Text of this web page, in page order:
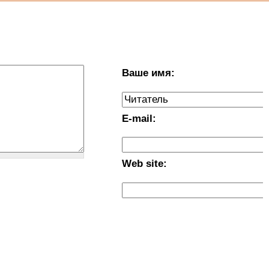
Ваше имя:
E-mail:
Web site: